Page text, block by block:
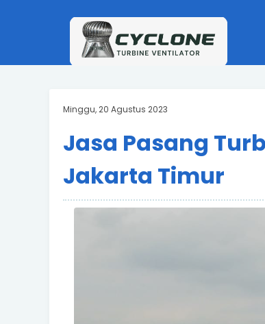
Minggu, 20 Agustus 2023
Jasa Pasang
Jakarta Timur